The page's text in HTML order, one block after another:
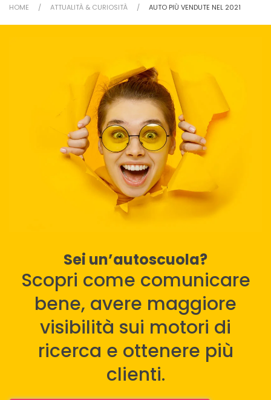
HOME ATTUALITÀ & CURIOSITÀ AUTO PIÙ VENDUTE NEL 2021
Sei un’autoscuola?
Scopri come comunicare
bene, avere maggiore
visibilità sui motori di
ricerca e ottenere più
clienti.